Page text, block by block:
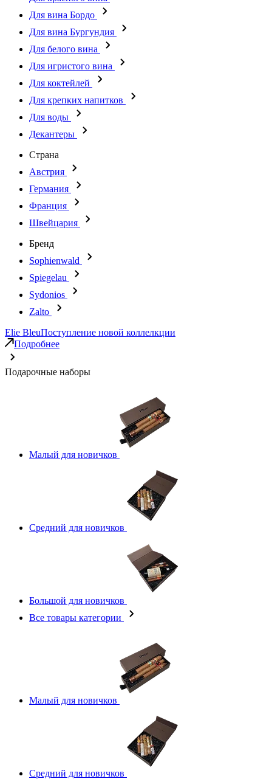
Для вина Бордо
Для вина Бургундия
Для белого вина
Для игристого вина
Для коктейлей
Для крепких напитков
Для воды
Декантеры
Страна
Австрия
Германия
Франция
Швейцария
Бренд
Sophienwald
Spiegelau
Sydonios
Zalto
Elie BleuПоступление новой коллелкции
Подробнее
Подарочные наборы
Малый для новичков
Средний для новичков
Большой для новичков
Все товары категории
Малый для новичков
Средний для новичков